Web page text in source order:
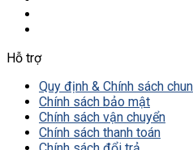
Hỗ trợ
Quy định & Chính sách
Chính sách bảo mật
Chính sách vận chuyển
Chính sách thanh toán